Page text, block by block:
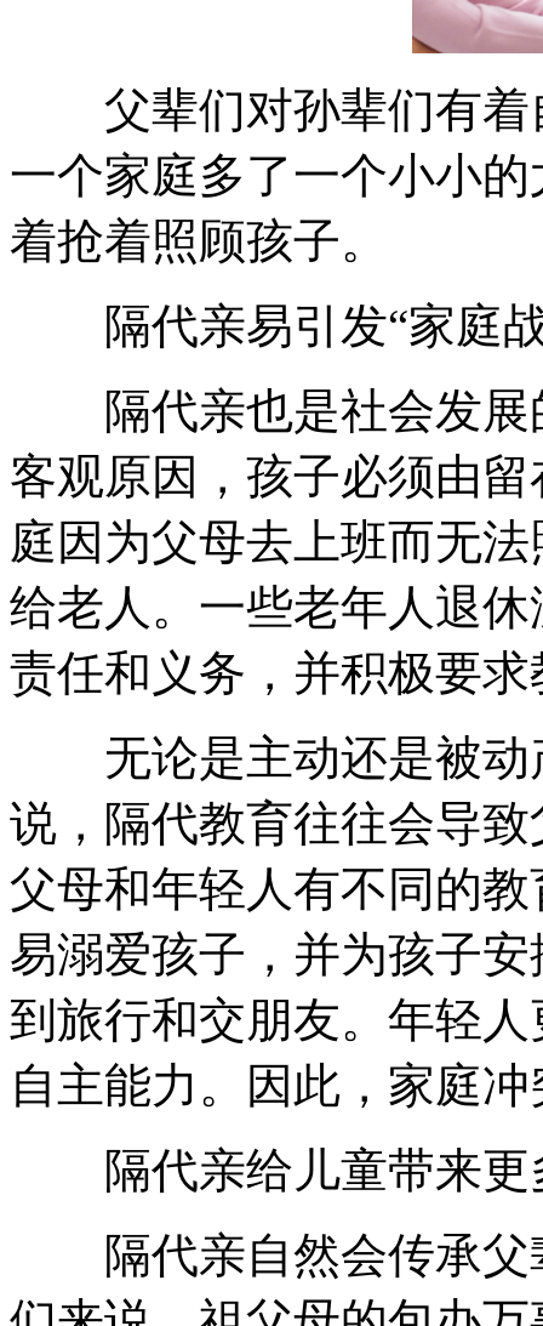
父辈们对孙辈们有着
一个家庭多了一个小小
着抢着照顾孩子。
隔代亲易引发“家庭
隔代亲也是社会发展
客观原因，孩子必须由
庭因为父母去上班而无
给老人。一些老年人退
责任和义务，并积极要
无论是主动还是被动
说，隔代教育往往会导
父母和年轻人有不同的
易溺爱孩子，并为孩子
到旅行和交朋友。年轻
自主能力。因此，家庭
隔代亲给儿童带来更
隔代亲自然会传承父